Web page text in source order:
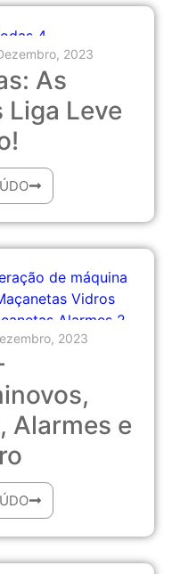
2023
As
Liga Leve
2023
Alarmes e